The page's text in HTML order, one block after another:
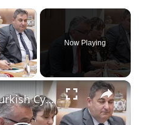
×
Video
Now Playing
×
Cyprus: Turkish Cypriot president receives UN chief in Lefkosa.